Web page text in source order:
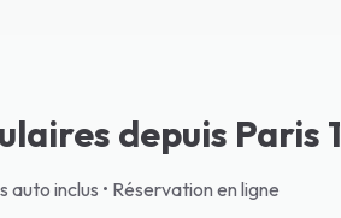
depuis Paris
auto inclus • Réservation en ligne